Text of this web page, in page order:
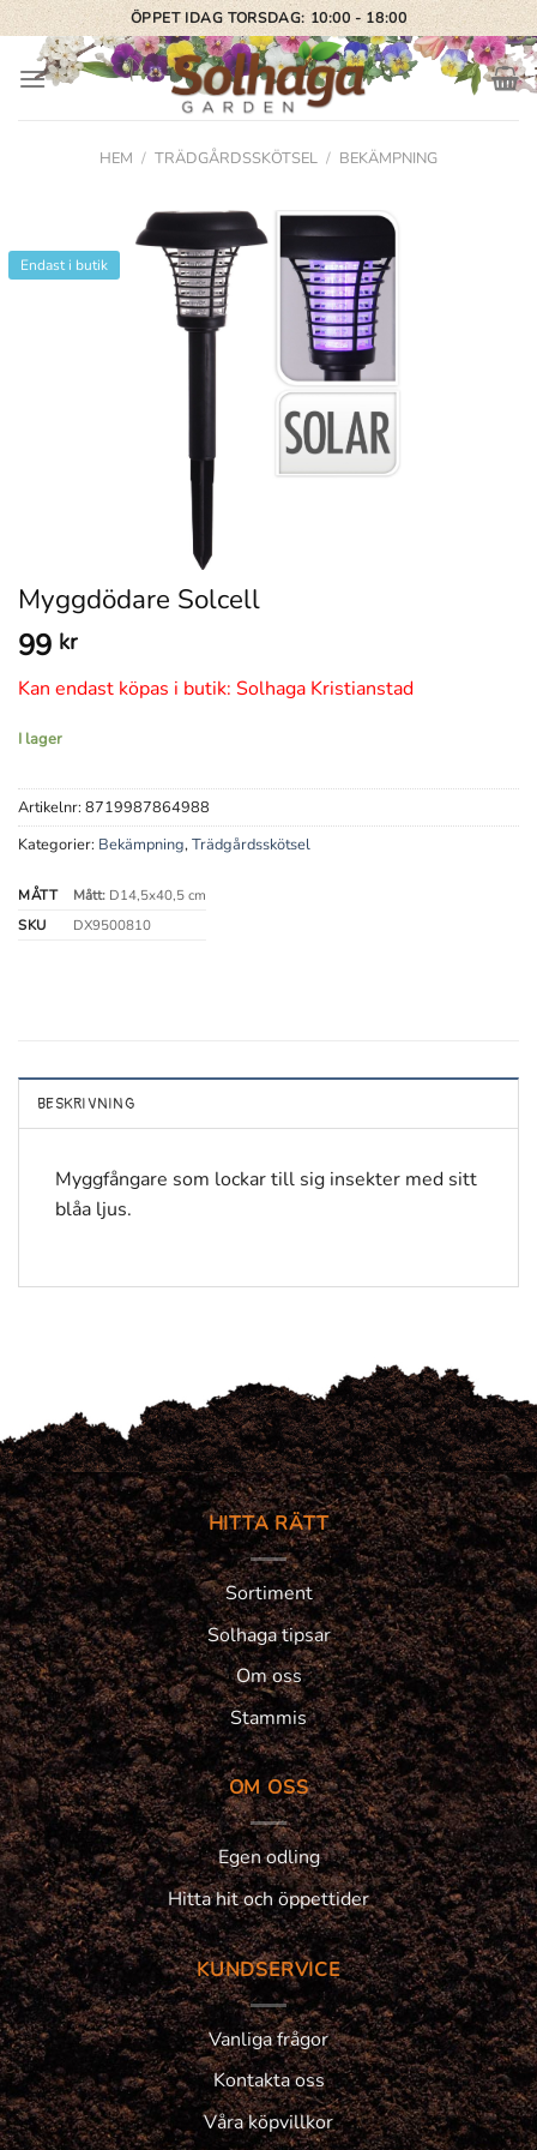
Skip
to
content
ÖPPET IDAG TORSDAG: 10:00 - 18:00
HEM / TRÄDGÅRDSSKÖTSEL / BEKÄMPNING
Endast i butik
Myggdödare Solcell
99 kr
Kan endast köpas i butik: Solhaga Kristianstad
I lager
Artikelnr: 8719987864988
Kategorier: Bekämpning,Trädgårdsskötsel
MÅTT Mått:D14,5x40,5 cm
SKU
DX9500810
BESKRIVNING
Myggfångare som lockar till sig insekter med sitt
blåa ljus.
HITTA RÄTT
Sortiment
Solhaga tipsar
Om oss
Stammis
OM OSS
Egen odling
Hitta hit och öppettider
KUNDSERVICE
Vanliga frågor
Kontakta oss
Våra köpvillkor